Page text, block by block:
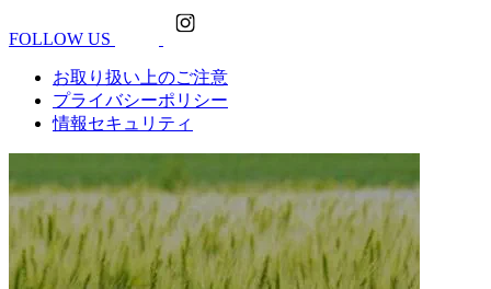
FOLLOW US
お取り扱い上のご注意
プライバシーポリシー
情報セキュリティ